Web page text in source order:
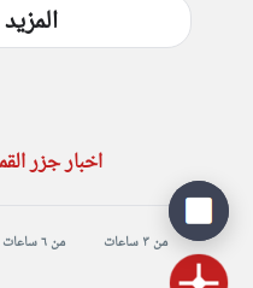
اخبار جزر
من ٣ ساعات من ٦ ساعات